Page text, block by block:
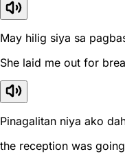
May hilig siya sa
She laid me out for
Pinagalitan niya ako
the reception was